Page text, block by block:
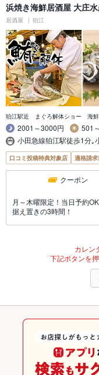
浜焼き海鮮居酒屋 大庄
居酒屋 狛江
狛江駅近 まぐろ解体ショー 海鮮
2001～3000円
501
小田急線狛江駅徒歩1分｡
口コミ投稿特典対象店 適格請
クーポン
月～木曜限定！当日予約
据え置きの3時間！
カレン
下記ボタンを